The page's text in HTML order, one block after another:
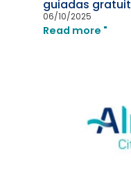
guiadas
06/10/2025
Read more "